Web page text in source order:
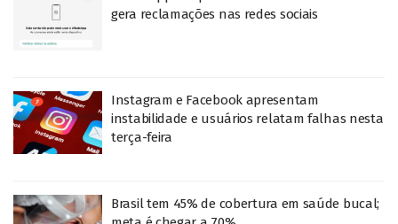
gera reclamações nas redes sociais
Instagram e Facebook apresentam
instabilidade e usuários relatam falhas nesta
terça-feira
Brasil tem 45% de cobertura em saúde bucal;